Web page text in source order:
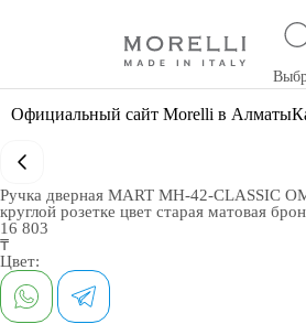
Официальный сайт Morelli в Алматы
Ручка дверная MART MH-42-CLASSIC
круглой розетке цвет старая матовая
16 803
₸
Цвет: